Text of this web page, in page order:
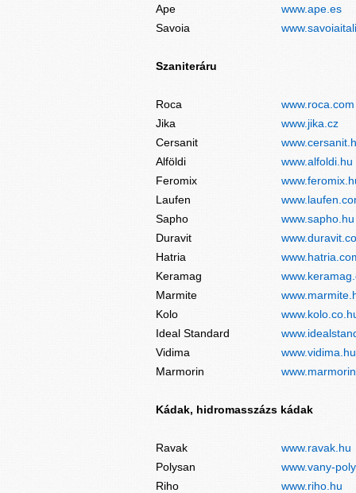
Ape
www.ape.es
Savoia
Szaniteráru
Roca
www.roca.com
Jika
www.jika.cz
Cersanit
Alföldi
www.alfoldi.hu
Feromix
Laufen
Sapho
www.sapho.hu
Duravit
Hatria
Keramag
Marmite
Kolo
Ideal Standard
Vidima
www.vidima.hu
Marmorin
Kádak, hidromasszázs kádak
Ravak
www.ravak.hu
Polysan
www.vany-
Riho
www.riho.hu